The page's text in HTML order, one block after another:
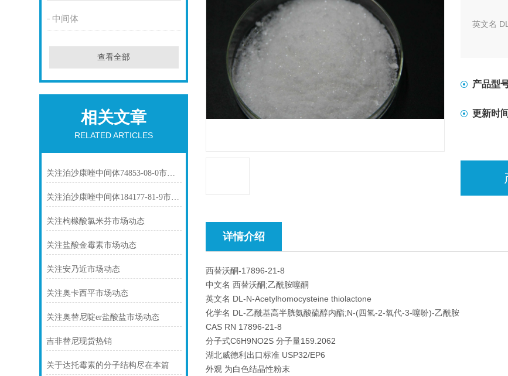
中间体
查看全部
相关文章
RELATED ARTICLES
关注泊沙康唑中间体74853-08-0市场动态
关注泊沙康唑中间体184177-81-9市场动态
关注枸橼酸氯米芬市场动态
关注盐酸金霉素市场动态
关注安乃近市场动态
关注奥卡西平市场动态
关注奥替尼啶er盐酸盐市场动态
吉非替尼现货热销
关于达托霉素的分子结构尽在本篇
英文名
外观 为
产品型
更新时
详情介绍
西替沃酮-17896-21-8
中文名 西替沃酮;乙酰胺噻酮
英文名 DL-N-Acetylhomocysteine thiolactone
化学名 DL-乙酰基高半胱氨酸硫醇内酯;N-(四氢-2-氧代-3-噻吩)-乙酰胺
CAS RN 17896-21-8
分子式C6H9NO2S 分子量159.2062
湖北威德利出口标准 USP32/EP6
外观 为白色结晶性粉末